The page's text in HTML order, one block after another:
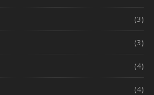
(3)
(3)
(4)
(4)